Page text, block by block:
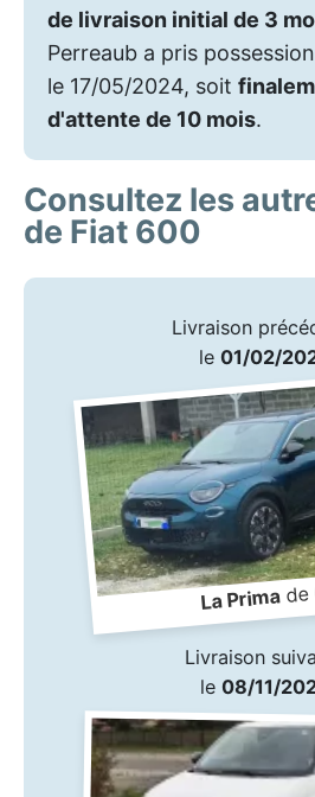
de livraison initial de 3
Perreaub a pris
le 17/05/2024, soit
d'attente de 10 mois.
Consultez les
de Fiat 600
Livraison
le 01/02/
La Primade
Livraison
le 08/11/